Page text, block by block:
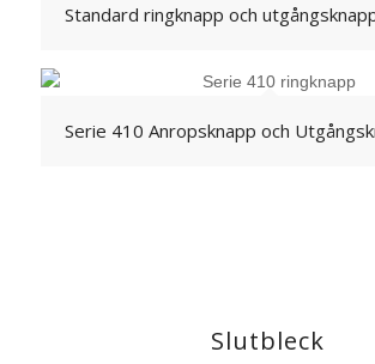
Standard ringknapp och
Serie 410 Anropsknapp och
Slutbleck